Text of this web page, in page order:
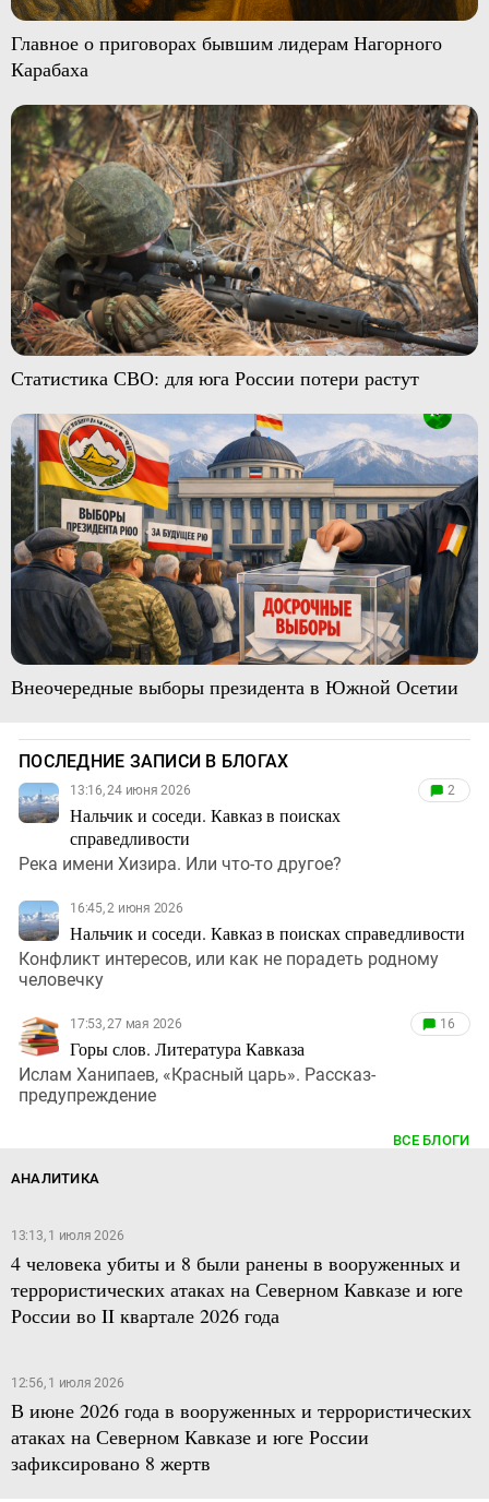
Главное о приговорах бывшим лидерам Нагорного
Карабаха
Статистика СВО: для юга России потери растут
Внеочередные выборы президента в Южной Осетии
ПОСЛЕДНИЕ ЗАПИСИ В БЛОГАХ
13:16, 24 июня 2026
Нальчик и соседи. Кавказ в поисках
справедливости
2
Река имени Хизира. Или что-то другое?
16:45, 2 июня 2026
Нальчик и соседи. Кавказ в поисках справедливости
Конфликт интересов, или как не порадеть родному
человечку
17:53, 27 мая 2026
Горы слов. Литература Кавказа
16
Ислам Ханипаев, «Красный царь». Рассказ-
предупреждение
ВСЕ БЛОГИ
АНАЛИТИКА
13:13, 1 июля 2026
4 человека убиты и 8 были ранены в вооруженных и
террористических атаках на Северном Кавказе и юге
России во II квартале 2026 года
12:56, 1 июля 2026
В июне 2026 года в вооруженных и террористических
атаках на Северном Кавказе и юге России
зафиксировано 8 жертв